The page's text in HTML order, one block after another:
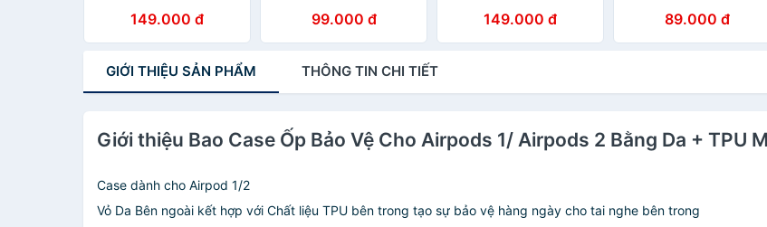
Chính Hãng149.000 đ
Hình Nhân Vật hoạt Hình
Dễ Thương - Hàng
99.000 đ
3_ Hàng chính hãng
149.000 đ
AirPods PRO 2, Kèm
Móc Khóa - Hàng Nhập
89.000 đ
GIỚI THIỆU SẢN PHẨM THÔNG TIN CHI TIẾT
Giới thiệu Bao Case Ốp Bảo Vệ Cho Airpods 1/ Airpods 2 Bằng Da + TPU
Case dành cho Airpod 1/2
Vỏ Da Bên ngoài kết hợp với Chất liệu TPU bên trong tạo sự bảo vệ hàng ngày cho tai nghe bên trong